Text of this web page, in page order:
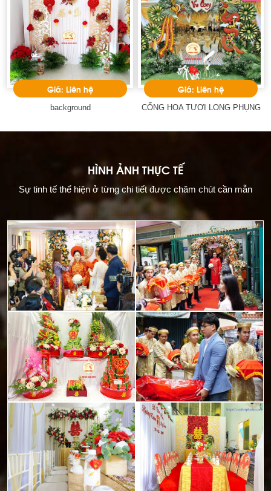
Giá: Liên hệ
background
Giá: Liên hệ
CỔNG HOA TƯƠI LONG PHỤNG
HÌNH ẢNH THỰC TẾ
Sự tinh tế thể hiện ở từng chi tiết được chăm chút cần mẫn